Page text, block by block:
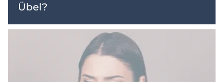
Übel?